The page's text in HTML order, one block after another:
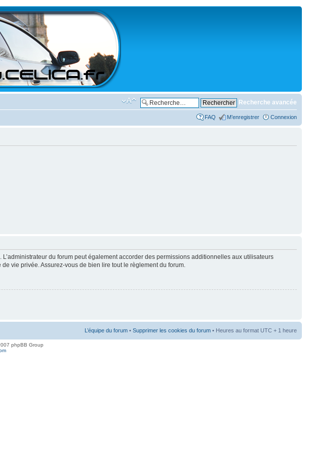
Recherche avancée
FAQ M’enregistrer Connexion
du forum peut également accorder des permissions additionnelles aux utilisateurs
vie privée. Assurez-vous de bien lire tout le règlement du forum.
L’équipe du forum • Supprimer les cookies du forum • Heures au format UTC + 1 heure
phpBB Group